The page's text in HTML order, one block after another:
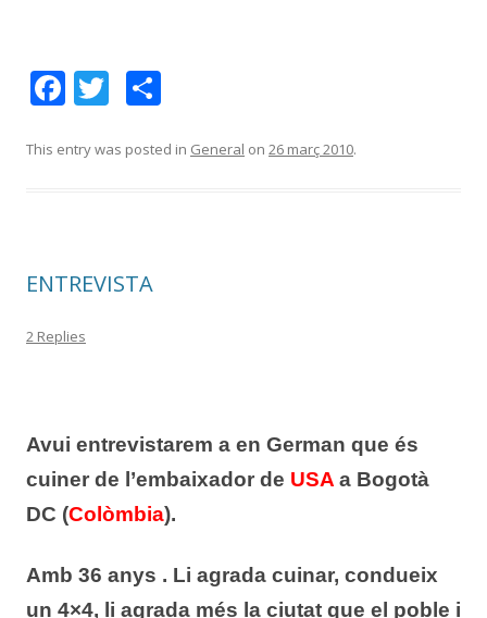
F
ac
e
k
T
w
itt m
This entry was posted in General on 26 març 2010.
ENTREVISTA
2 Replies
Avui entrevistarem a en German que és
cuiner de l’embaixador de USA a Bogotà
DC (Colòmbia).
Amb 36 anys . Li agrada cuinar, condueix
un 4×4, li agrada més la ciutat que el poble i